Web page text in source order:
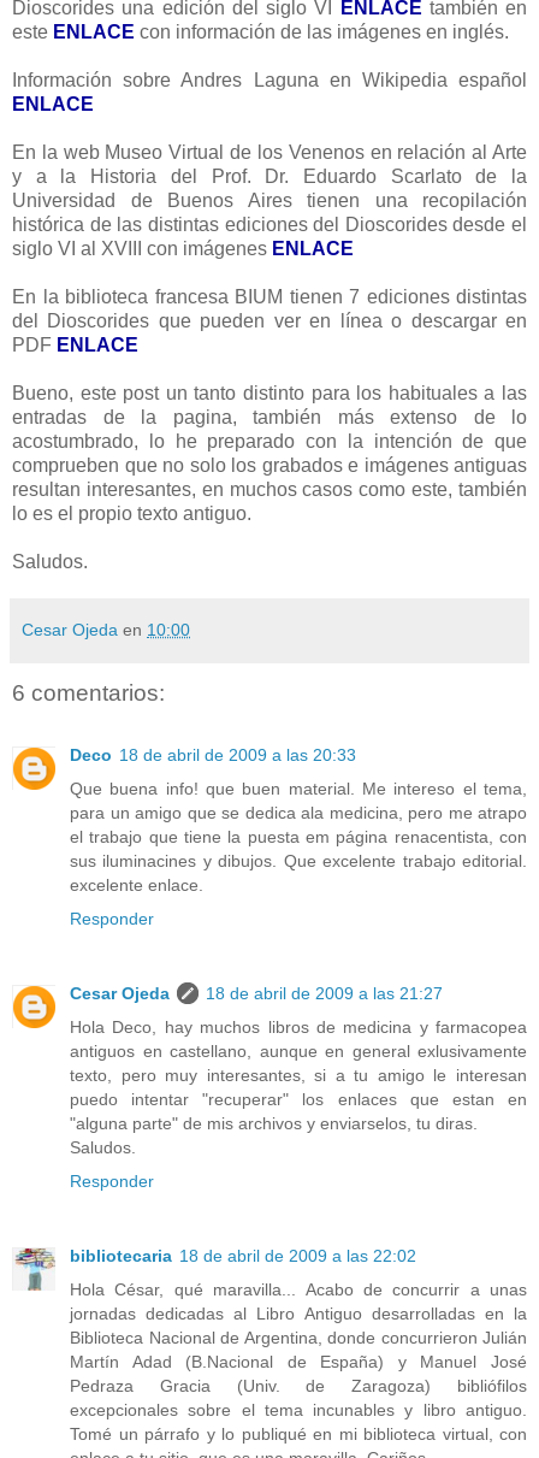
Dioscorides una edición del siglo VI ENLACE también en
este ENLACE con información de las imágenes en inglés.
Información sobre Andres Laguna en Wikipedia español
ENLACE
En la web Museo Virtual de los Venenos en relación al Arte
y a la Historia del Prof. Dr. Eduardo Scarlato de la
Universidad de Buenos Aires tienen una recopilación
histórica de las distintas ediciones del Dioscorides desde el
siglo VI al XVIII con imágenes ENLACE
En la biblioteca francesa BIUM tienen 7 ediciones distintas
del Dioscorides que pueden ver en línea o descargar en
PDF ENLACE
Bueno, este post un tanto distinto para los habituales a las
entradas de la pagina, también más extenso de lo
acostumbrado, lo he preparado con la intención de que
comprueben que no solo los grabados e imágenes antiguas
resultan interesantes, en muchos casos como este, también
lo es el propio texto antiguo.
Saludos.
Cesar Ojeda en 10:00
6 comentarios:
Deco 18 de abril de 2009 a las 20:33
Que buena info! que buen material. Me intereso el tema,
para un amigo que se dedica ala medicina, pero me atrapo
el trabajo que tiene la puesta em página renacentista, con
sus iluminacines y dibujos. Que excelente trabajo editorial.
excelente enlace.
Responder
Cesar Ojeda
18 de abril de 2009 a las 21:27
Hola Deco, hay muchos libros de medicina y farmacopea
antiguos en castellano, aunque en general exlusivamente
texto, pero muy interesantes, si a tu amigo le interesan
puedo intentar "recuperar" los enlaces que estan en
"alguna parte" de mis archivos y enviarselos, tu diras.
Saludos.
Responder
bibliotecaria 18 de abril de 2009 a las 22:02
Hola César, qué maravilla... Acabo de concurrir a unas
jornadas dedicadas al Libro Antiguo desarrolladas en la
Biblioteca Nacional de Argentina, donde concurrieron Julián
Martín Adad (B.Nacional de España) y Manuel José
Pedraza Gracia (Univ. de Zaragoza) bibliófilos
excepcionales sobre el tema incunables y libro antiguo.
Tomé un párrafo y lo publiqué en mi biblioteca virtual, con